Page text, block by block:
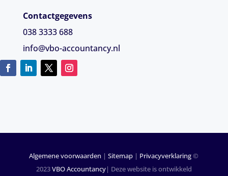
Contactgegevens
038 3333 688
info@vbo-accountancy.nl
Algemene voorwaarden |Sitemap | Privacyverklaring©
2023VBO Accountancy| Deze website is ontwikkeld